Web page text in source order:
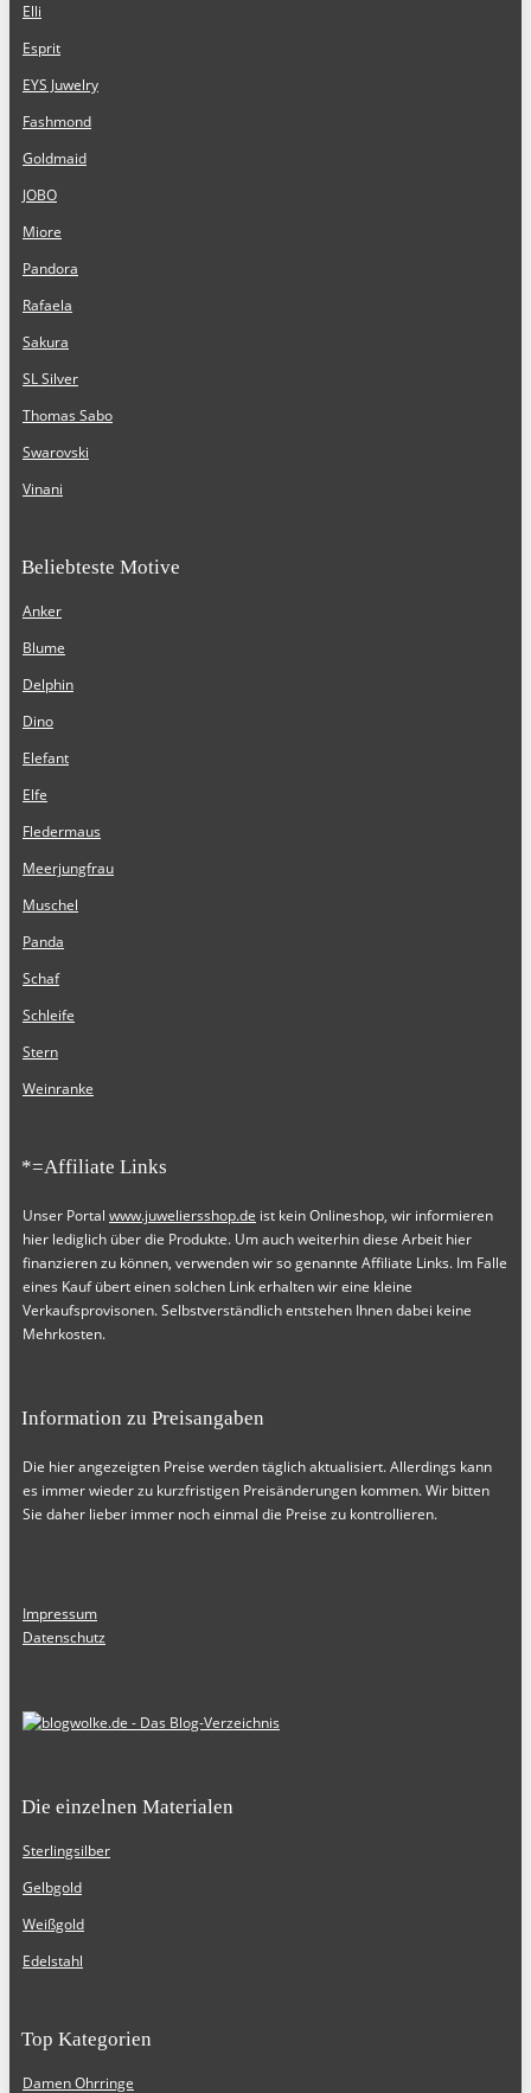
Elli
Esprit
EYS Juwelry
Fashmond
Goldmaid
JOBO
Miore
Pandora
Rafaela
Sakura
SL Silver
Thomas Sabo
Swarovski
Vinani
Beliebteste Motive
Anker
Blume
Delphin
Dino
Elefant
Elfe
Fledermaus
Meerjungfrau
Muschel
Panda
Schaf
Schleife
Stern
Weinranke
*=Affiliate Links
Unser Portal www.juweliersshop.de ist kein Onlineshop, wir informieren
hier lediglich über die Produkte. Um auch weiterhin diese Arbeit hier
finanzieren zu können, verwenden wir so genannte Affiliate Links. Im Falle
eines Kauf übert einen solchen Link erhalten wir eine kleine
Verkaufsprovisonen. Selbstverständlich entstehen Ihnen dabei keine
Mehrkosten.
Information zu Preisangaben
Die hier angezeigten Preise werden täglich aktualisiert. Allerdings kann
es immer wieder zu kurzfristigen Preisänderungen kommen. Wir bitten
Sie daher lieber immer noch einmal die Preise zu kontrollieren.
Impressum
Datenschutz
Die einzelnen Materialen
Sterlingsilber
Gelbgold
Weißgold
Edelstahl
Top Kategorien
Damen Ohrringe